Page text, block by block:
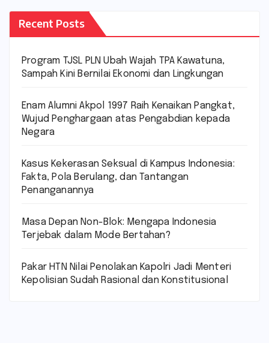
Recent Posts
Program TJSL PLN Ubah Wajah TPA Kawatuna,
Sampah Kini Bernilai Ekonomi dan Lingkungan
Enam Alumni Akpol 1997 Raih Kenaikan Pangkat,
Wujud Penghargaan atas Pengabdian kepada
Negara
Kasus Kekerasan Seksual di Kampus Indonesia:
Fakta, Pola Berulang, dan Tantangan
Penanganannya
Masa Depan Non-Blok: Mengapa Indonesia
Terjebak dalam Mode Bertahan?
Pakar HTN Nilai Penolakan Kapolri Jadi Menteri
Kepolisian Sudah Rasional dan Konstitusional